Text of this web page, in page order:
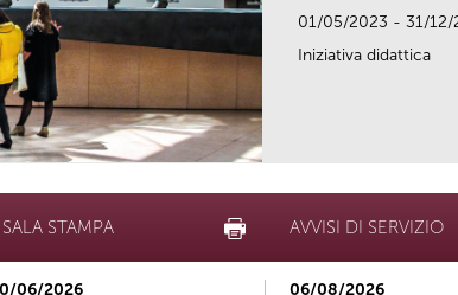
01/05/2023 - 31/12/
Iniziativa didattica
SALA STAMPA
06/2026
AVVISI DI SERVIZIO
06/08/2026